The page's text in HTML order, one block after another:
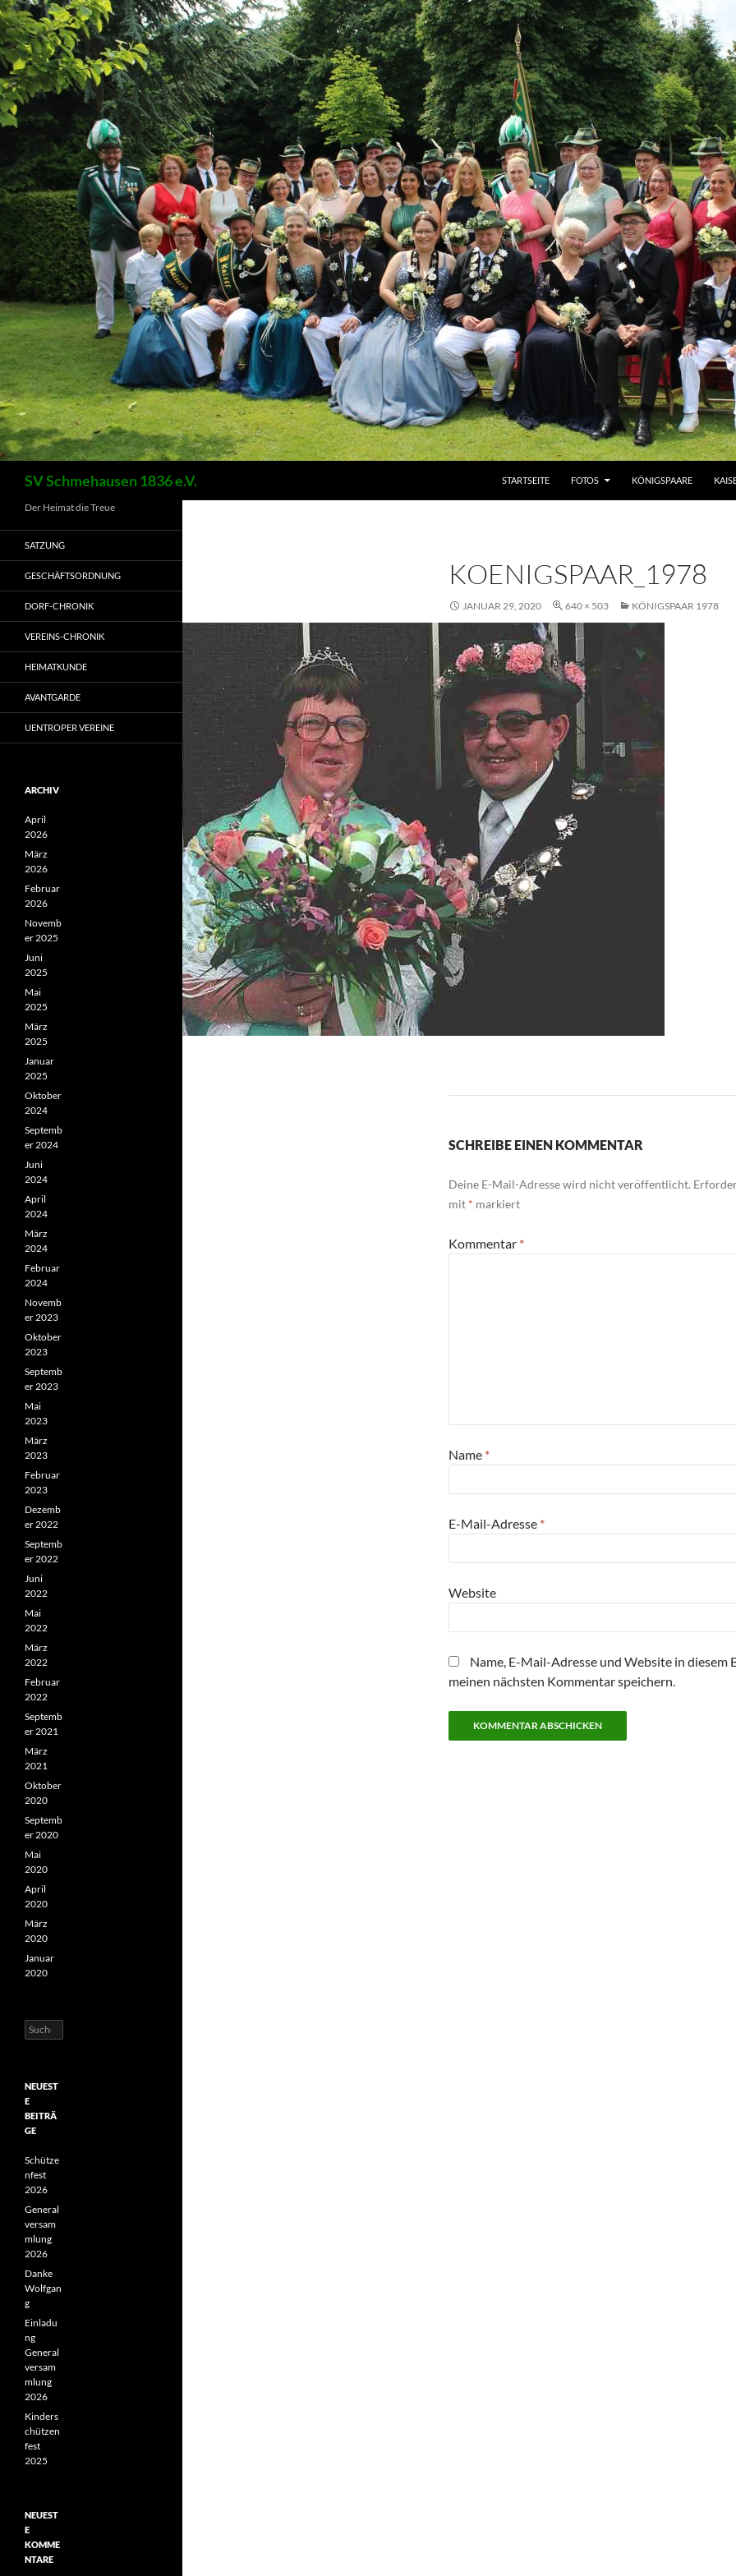
SV Schmehausen 1836 e.V.
STARTSEITE
FOTOS KÖNIGSPAARE
KOENIGSPAAR_1978
JANUAR 29, 2020 640 × 503 KÖNIGSPAAR 1978
SCHREIBE EINEN KOMMENTAR
Deine E-Mail-Adresse wird nicht veröffentlicht.
mit * markiert
Kommentar *
Name *
E-Mail-Adresse *
Website
Name, E-Mail-Adresse und Website in diesem
meinen nächsten Kommentar speichern.
Der Heimat die Treue
SATZUNG
GESCHÄFTSORDNUNG
DORF-CHRONIK
VEREINS-CHRONIK
HEIMATKUNDE
AVANTGARDE
UENTROPER VEREINE
ARCHIV
April
2026
März
2026
Februar
2026
Novemb
er 2025
Juni
2025
Mai
2025
März
2025
Januar
2025
Oktober
2024
Septemb
er 2024
Juni
2024
April
2024
März
2024
Februar
2024
Novemb
er 2023
Oktober
2023
Septemb
er 2023
Mai
2023
März
2023
Februar
2023
Dezemb
er 2022
Septemb
er 2022
Juni
2022
Mai
2022
März
2022
Februar
2022
Septemb
er 2021
März
2021
Oktober
2020
Septemb
er 2020
Mai
2020
April
2020
März
2020
Januar
2020
Suchen
nach:
NEUEST
E
BEITRÄ
GE
Schütze
nfest
2026
General
versam
mlung
2026
Danke
Wolfgan
g
Einladu
ng
General
versam
mlung
2026
Kinders
chützen
fest
2025
NEUEST
E
KOMME
NTARE